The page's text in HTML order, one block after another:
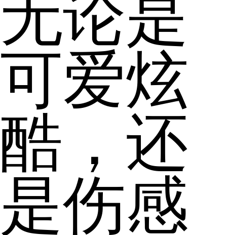
无论是
可爱炫
酷，还
是伤感